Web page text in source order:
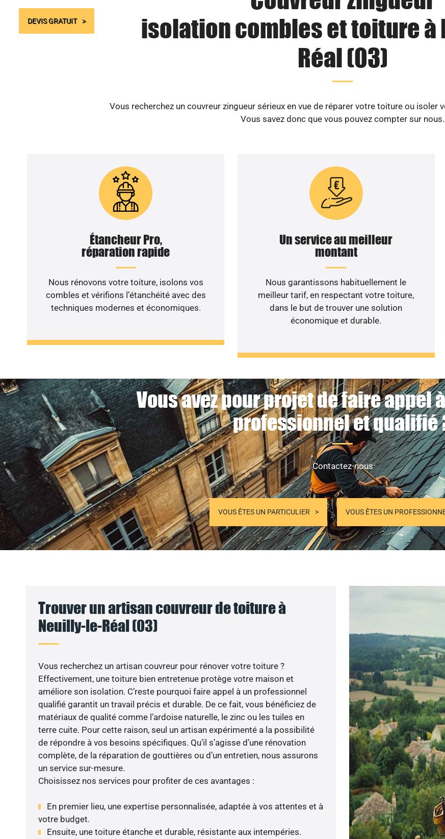
DEVIS GRATUIT
isolation combles et toiture à
Réal (03)
Vous recherchez un couvreur zingueur sérieux en vue de réparer votre toiture ou isoler
Vous savez donc que vous pouvez compter sur nous.
Étancheur Pro,
réparation rapide
Nous rénovons votre toiture, isolons vos
combles et vérifions l’étanchéité avec des
techniques modernes et économiques.
Un service au meilleur
montant
Nous garantissons habituellement le
meilleur tarif, en respectant votre toiture,
dans le but de trouver une solution
économique et durable.
Vous avez pour projet de faire appel
professionnel et qualifié
Contactez-nous
VOUS ÊTES UN PARTICULIER VOUS ÊTES UN
Trouver un artisan couvreur de toiture à
Neuilly-le-Réal (03)
Vous recherchez un artisan couvreur pour rénover votre toiture ?
Effectivement, une toiture bien entretenue protège votre maison et
améliore son isolation. C’reste pourquoi faire appel à un professionnel
qualifié garantit un travail précis et durable. De ce fait, vous bénéficiez de
matériaux de qualité comme l’ardoise naturelle, le zinc ou les tuiles en
terre cuite. Pour cette raison, seul un artisan expérimenté a la possibilité
de répondre à vos besoins spécifiques. Qu’il s’agisse d’une rénovation
complète, de la réparation de gouttières ou d’un entretien, nous assurons
un service sur-mesure.
Choisissez nos services pour profiter de ces avantages :
En premier lieu, une expertise personnalisée, adaptée à vos attentes et à
votre budget.
Ensuite, une toiture étanche et durable, résistante aux intempéries.